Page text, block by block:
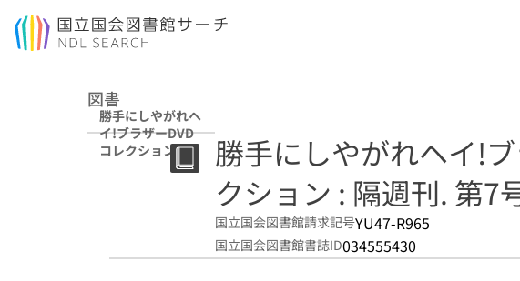
本文へ移動
図書
勝手にしやがれヘ
イ!ブラザーDVD
コレクション : 隔
勝手にしやがれヘイ!
クション : 隔週刊. 第7
国立国会図書館請求記号YU47-R965
国立国会図書館書誌ID034555430